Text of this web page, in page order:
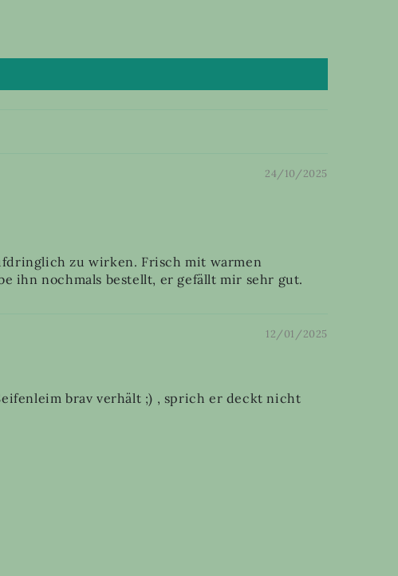
24/10/2025
zu wirken. Frisch mit warmen
ihn nochmals bestellt, er gefällt mir sehr gut.
12/01/2025
brav verhält ;) , sprich er deckt nicht